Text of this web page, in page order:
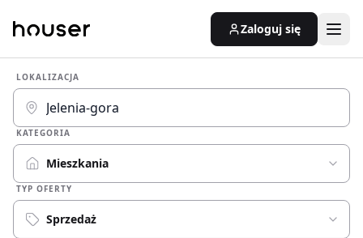
Zaloguj się
LOKALIZACJA
KATEGORIA
Mieszkania
TYP OFERTY
Sprzedaż